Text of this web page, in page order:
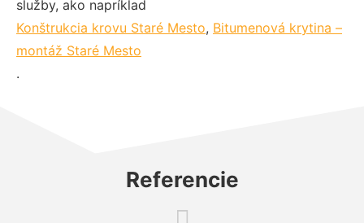
služby, ako napríklad
Konštrukcia krovu Staré Mesto, Bitumenová krytina –
montáž Staré Mesto
.
Referencie